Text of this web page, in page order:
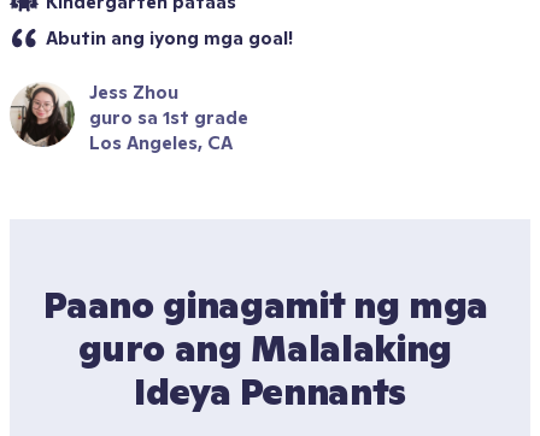
Abutin ang iyong mga goal!
Jess Zhou
guro sa 1st grade
Los Angeles, CA
Paano ginagamit ng mga
guro ang Malalaking
Ideya Pennants